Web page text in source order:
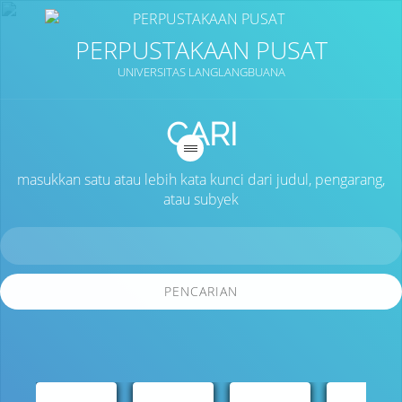
PERPUSTAKAAN PUSAT
UNIVERSITAS LANGLANGBUANA
CARI
masukkan satu atau lebih kata kunci dari judul, pengarang,
atau subyek
PENCARIAN